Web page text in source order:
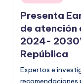
o
r
m
a
ti
en
Presenta
de atención
2024-
República
Expertos e
recomendaciones